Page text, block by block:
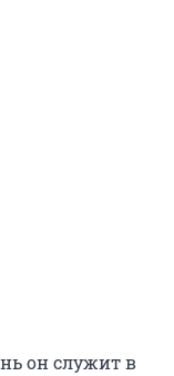
он служит в